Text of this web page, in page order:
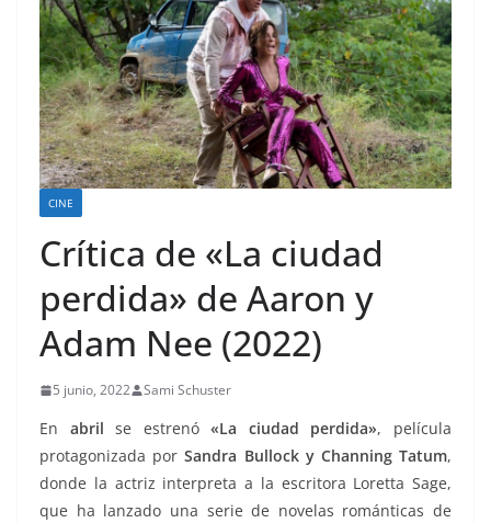
CINE
Crítica de «La ciudad
perdida» de Aaron y
Adam Nee (2022)
5 junio, 2022 Sami Schuster
En abril se estrenó«La ciudad perdida», película
protagonizada porSandra Bullock y Channing Tatum,
donde la actriz interpreta a la escritora Loretta Sage,
que ha lanzado una serie de novelas románticas de